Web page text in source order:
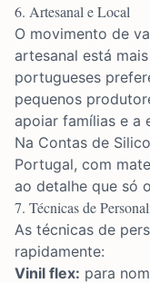
6. Artesanal e Local
O movimento de
artesanal está
portugueses
pequenos
apoiar famílias e a
Na Contas de
Portugal, com
ao detalhe que só
7. Técnicas de
As técnicas de
rapidamente:
Vinil flex: para